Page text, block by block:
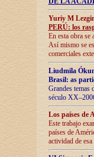
Yuriy M
PERÚ: los
En esta obra se
Así mismo se
comerciales
Liudmila
Brasil: as
Grandes temas
século
Los países de
Este trabajo
países de
actividad de